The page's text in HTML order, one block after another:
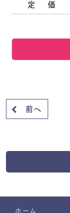
定 価
前へ
ホーム